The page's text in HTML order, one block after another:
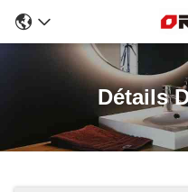
Détails